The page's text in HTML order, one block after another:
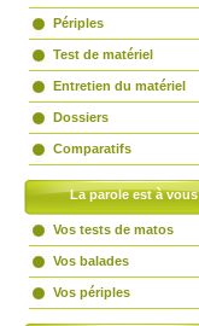
Périples
Test de matériel
Entretien du matériel
Dossiers
Comparatifs
La parole est à vous
Vos tests de matos
Vos balades
Vos périples